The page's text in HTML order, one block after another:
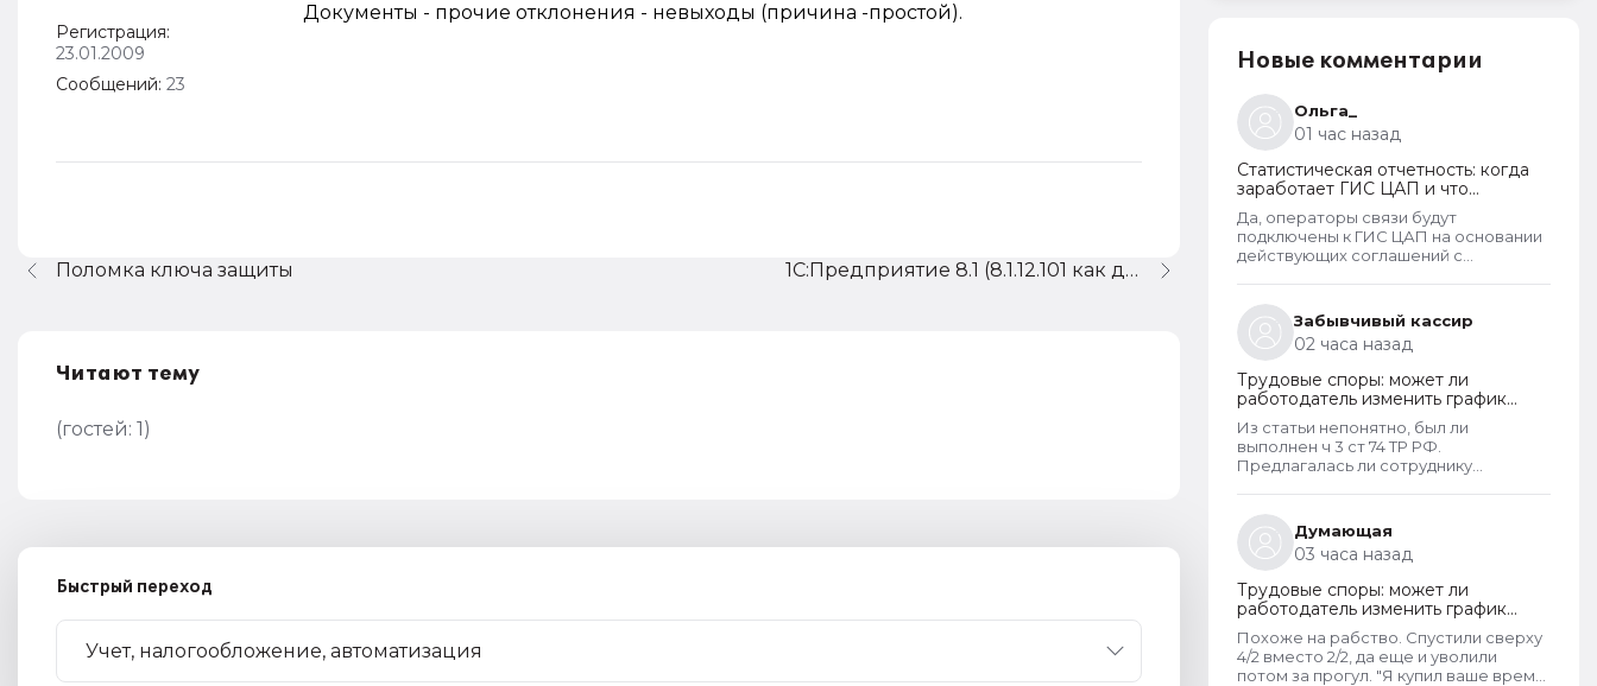
Регистрация:
23.01.2009
Сообщений: 23
Документы - прочие отклонения - невыходы (причина -простой).
1С:Предприятие 8.1 (8.1.12.101 как добавить еще базу?
Поломка ключа защиты
Читают тему
(гостей: 1)
Быстрый переход
Новые комментарии
Ольга_
01 час назад
Статистическая отчетность: когда
заработает ГИС ЦАП и что
изменится для организаций
Да, операторы связи будут
подключены к ГИС ЦАП на основании
действующих соглашений с
а оператор будет их передавать в
ГИС ЦАП?
Забывчивый кассир
02 часа назад
Трудовые споры: может ли
работодатель изменить график
работы без согласия сотрудника
Из статьи непонятно, был ли
выполнен ч 3 ст 74 ТР РФ.
Предлагалась ли сотруднику
предлагалась, так как ее не было,
работодатель должен был
инициировать увольнение сотрудника
с выплатой всех положенных ему
компенсаций при таком виде
увольнения (не по собственному
желанию или соглашению сторон).
Думающая
03 часа назад
Трудовые споры: может ли
работодатель изменить график
работы без согласия сотрудника
Похоже на рабство. Спустили сверху
4/2 вместо 2/2, да еще и уволили
потом за прогул. "Я купил ваше время.